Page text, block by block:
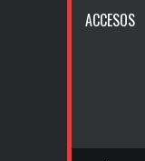
ACCESOS